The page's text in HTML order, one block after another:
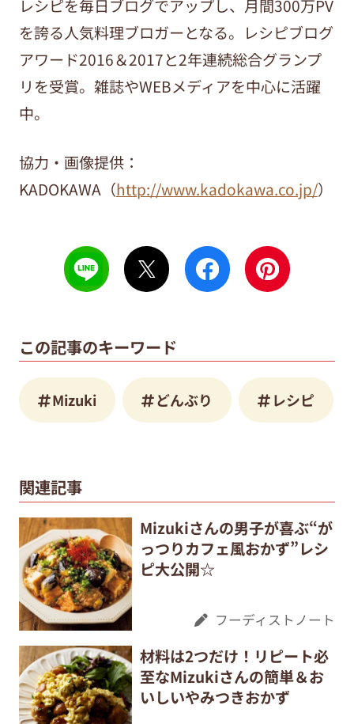
レシピを毎日ブログでアップし、月間300万PV
を誇る人気料理ブロガーとなる。レシピブログ
アワード2016＆2017と2年連続総合グランプ
リを受賞。雑誌やWEBメディアを中心に活躍
中。
協力・画像提供：
KADOKAWA（http://www.kadokawa.co.jp/）
この記事のキーワード
Mizuki どんぶり レシピ
関連記事
Mizukiさんの男子が喜ぶ“が
っつりカフェ風おかず”レシ
ピ大公開☆
フーディストノート
材料は2つだけ！リピート必
至なMizukiさんの簡単＆お
いしいやみつきおかず